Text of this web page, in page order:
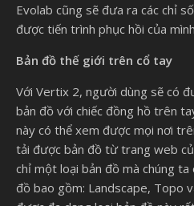
Evolab cũng sẽ đưa ra các chỉ
được tiến trình phục hồi của
Bản đồ thế giới trên cổ tay
Với Vertix 2, người dùng sẽ có
bản đồ với chiếc đồng hồ trên
này có thể xem được mọi nơi
tải được bản đồ từ trang web
chỉ một loại bản đồ mà chúng
đồ bao gồm: Landscape, Topo